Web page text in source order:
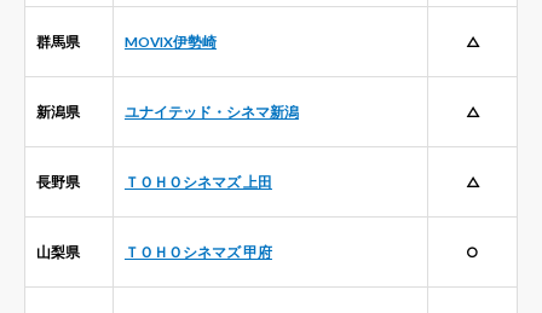
群馬県 MOVIX伊勢崎 △
新潟県 ユナイテッド・シネマ新潟 △
長野県 ＴＯＨＯシネマズ 上田 △
山梨県 ＴＯＨＯシネマズ 甲府 ○